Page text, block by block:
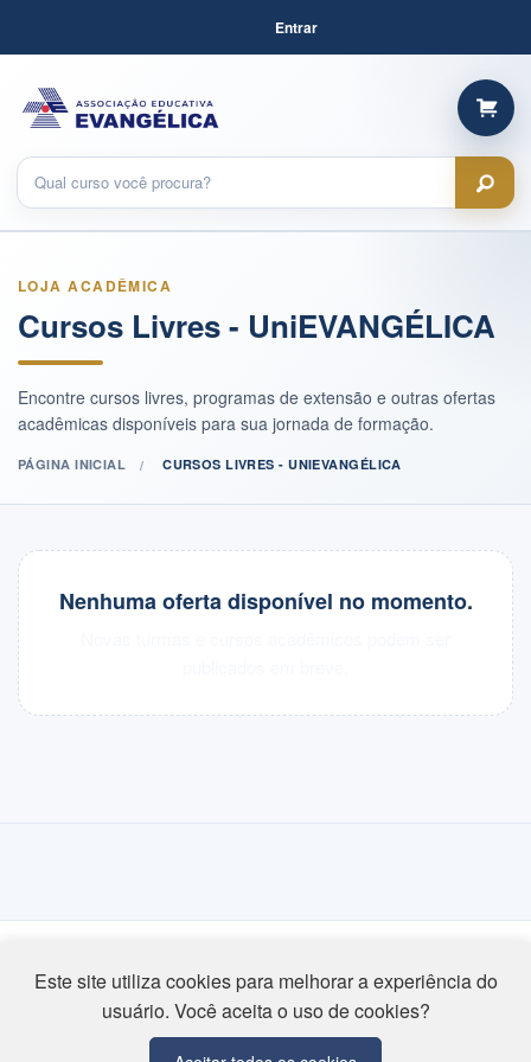
Entrar
LOJA ACADÊMICA
Cursos Livres - UniEVANGÉLICA
Encontre cursos livres, programas de extensão e outras ofertas
acadêmicas disponíveis para sua jornada de formação.
PÁGINA INICIAL CURSOS LIVRES - UNIEVANGÉLICA
Nenhuma oferta disponível no momento.
Este site utiliza cookies para melhorar a experiência do
usuário. Você aceita o uso de cookies?